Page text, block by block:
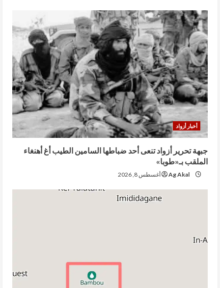
أخبار أزواد
جبهة تحرير أزواد تنعى أحد ضباطها السامين الطيب أغ أهنغاء
الملقب بـ«طوبا»
Ag Akal أغسطس 8, 2026